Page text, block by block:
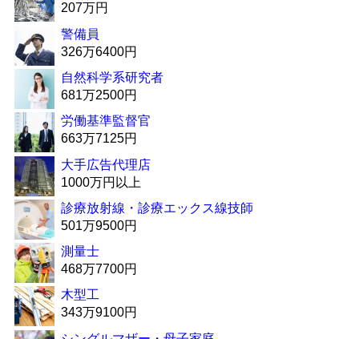
207万円
警備員
326万6400円
自然科学系研究者
681万2500円
労働基準監督官
663万7125円
大手広告代理店
1000万円以上
診療放射線・診療エックス線技師
501万9500円
測量士
468万7700円
木型工
343万9100円